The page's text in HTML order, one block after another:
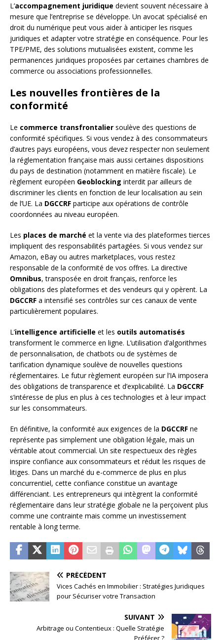
L’accompagnement juridique devient souvent nécessaire à
mesure que l’entreprise se développe. Un avocat spécialisé en
droit du numérique peut vous aider à anticiper les risques
juridiques et adapter votre stratégie en conséquence. Pour les
TPE/PME, des solutions mutualisées existent, comme les
permanences juridiques proposées par certaines chambres de
commerce ou associations professionnelles.
Les nouvelles frontières de la
conformité
Le commerce transfrontalier soulève des questions de
conformité spécifiques. Si vous vendez à des consommateurs
d’autres pays européens, vous devez respecter non seulement
la réglementation française mais aussi certaines dispositions
du pays de destination (notamment en matière fiscale). Le
règlement européen Geoblocking interdit par ailleurs de
discriminer les clients en fonction de leur localisation au sein
de l’UE. La DGCCRF participe aux opérations de contrôle
coordonnées au niveau européen.
Les places de marché et la vente via des plateformes tierces
impliquent des responsabilités partagées. Si vous vendez sur
Amazon, eBay ou autres marketplaces, vous restez
responsable de la conformité de vos offres. La directive
Omnibus, transposée en droit français, renforce les
obligations des plateformes et des vendeurs qui y opèrent. La
DGCCRF a intensifié ses contrôles sur ces canaux de vente
particulièrement populaires.
L’intelligence artificielle et les outils automatisés
transforment le commerce en ligne. L’utilisation d’algorithmes
de personnalisation, de chatbots ou de systèmes de
tarification dynamique soulève de nouvelles questions
réglementaires. Le futur règlement européen sur l’IA imposera
des obligations de transparence et d’explicabilité. La DGCCRF
s’intéresse de plus en plus à ces technologies et à leur impact
sur les consommateurs.
En définitive, la conformité aux exigences de la DGCCRF ne
représente pas simplement une obligation légale, mais un
véritable atout commercial. Un site respectueux des règles
inspire confiance aux consommateurs et réduit les risques de
litiges. Dans un marché du e-commerce de plus en plus
concurrentiel, cette confiance constitue un avantage
différenciant. Les entrepreneurs qui intègrent la conformité
réglementaire dans leur stratégie globale ne la perçoivent plus
comme une contrainte mais comme un investissement
rentable à long terme.
PRÉCÉDENT
Vices Cachés en Immobilier : Stratégies Juridiques
pour Sécuriser votre Transaction
SUIVANT
Arbitrage ou Contentieux : Quelle Stratégie
Préférer ?